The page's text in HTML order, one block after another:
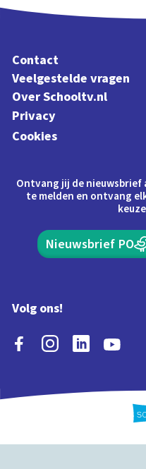
Contact
Veelgestelde vragen
Over Schooltv.nl
Privacy
Cookies
Ontvang jij de nieuwsbrief
te melden en ontvang
Nieuwsbrief PO
Volg ons!